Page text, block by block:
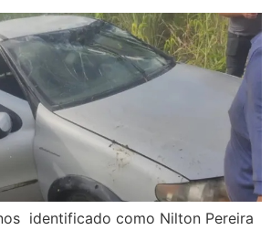
identificado como Nilton Pereira